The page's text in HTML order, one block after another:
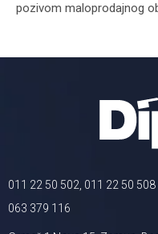
pozivom maloprodajnog
011 22 50 502, 011 22 50 508
063 379 116